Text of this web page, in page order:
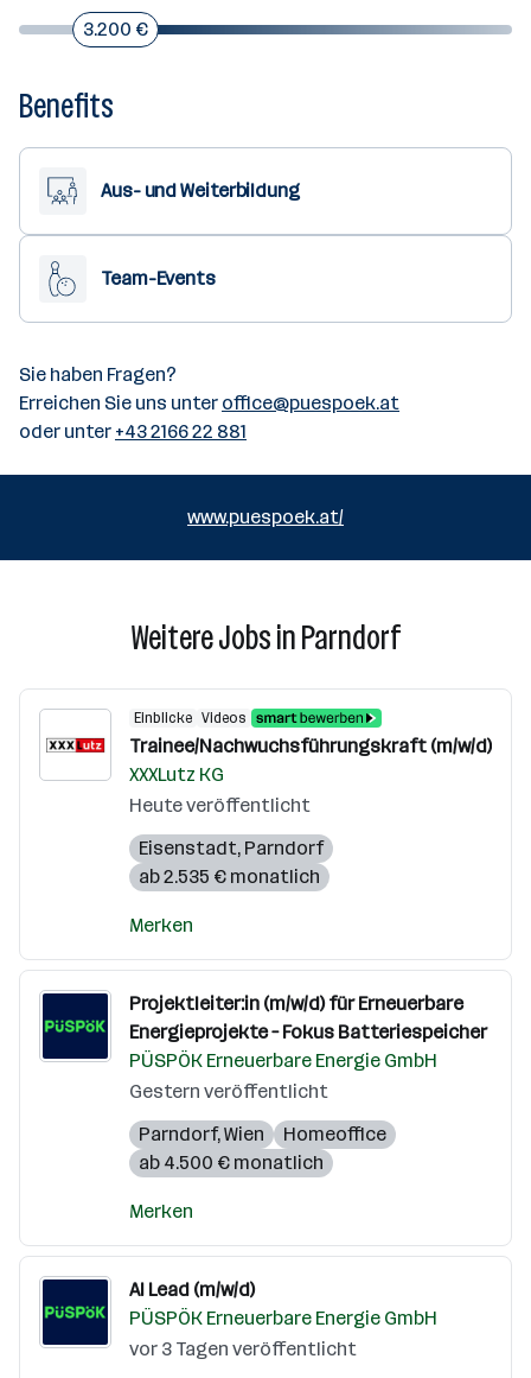
3.200 €
Benefits
Aus- und Weiterbildung
Team-Events
Sie haben Fragen?
Erreichen Sie uns unter office@puespoek.at
oder unter +43 2166 22 881
www.puespoek.at/
Weitere Jobs in Parndorf
Einblicke Videos
Trainee/Nachwuchsführungskraft (m/w/d)
XXXLutz KG
Heute veröffentlicht
Eisenstadt, Parndorf
ab 2.535 € monatlich
Merken
Projektleiter:in (m/w/d) für Erneuerbare
Energieprojekte – Fokus Batteriespeicher
PÜSPÖK Erneuerbare Energie GmbH
Gestern veröffentlicht
Parndorf,Wien
Homeoffice
ab 4.500 € monatlich
Merken
AI Lead (m/w/d)
PÜSPÖK Erneuerbare Energie GmbH
vor 3 Tagen veröffentlicht